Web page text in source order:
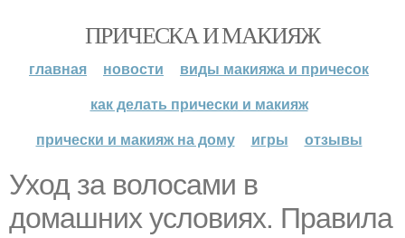
ПРИЧЕСКА И МАКИЯЖ
главная новости
виды макияжа и причесок
как делать прически и макияж
прически и макияж на дому
игры отзывы
Уход за волосами в
домашних условиях. Правила